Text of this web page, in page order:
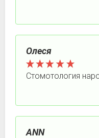
Олеся
Стомотология
ANN